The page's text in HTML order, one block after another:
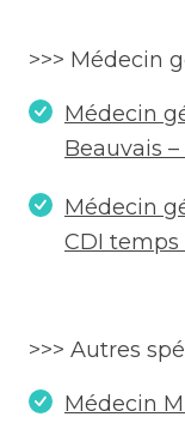
>>> Médecin
Médecin
Beauvais
Médecin
CDI
>>> Autres
Médecin